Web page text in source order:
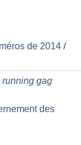
de 2014 /
running gag
des